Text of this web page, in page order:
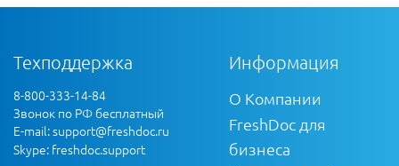
Техподдержка
8-800-333-14-84
Звонок по РФ бесплатный
E-mail:support@freshdoc.ru
Skype: freshdoc.support
Информация
О Компании
FreshDoc для
бизнеса